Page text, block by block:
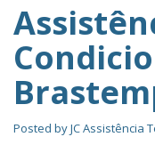
Posted byJC Assistência